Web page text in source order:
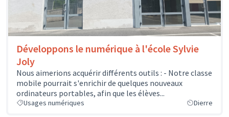
Développons le numérique à l'école Sylvie
Joly
Nous aimerions acquérir différents outils : - Notre classe
mobile pourrait s'enrichir de quelques nouveaux
ordinateurs portables, afin que les élèves...
Usages numériques Dierre